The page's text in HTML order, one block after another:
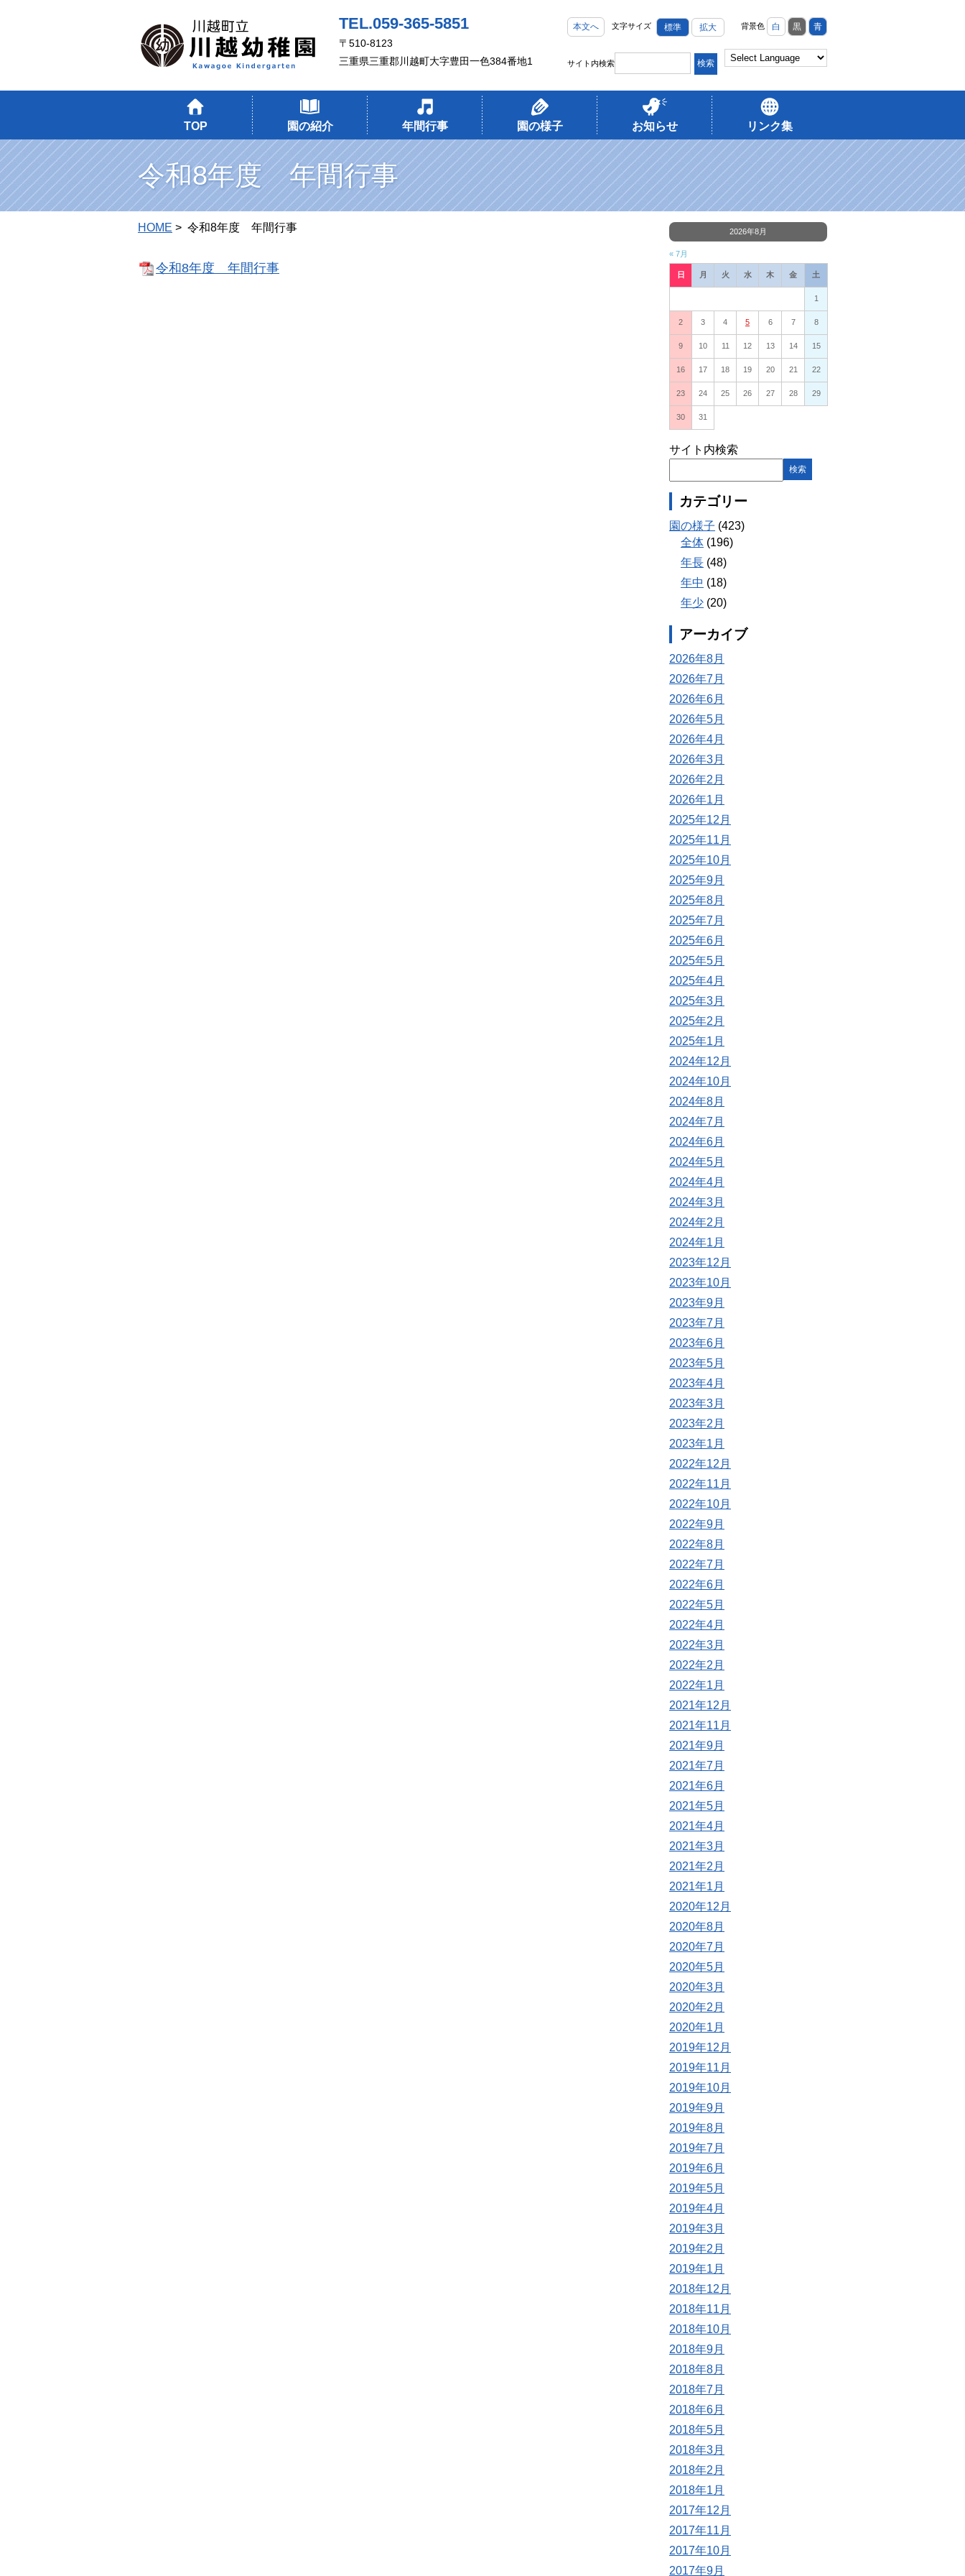
TEL.059-365-5851
〒510-8123
三重県三重郡川越町大字豊田一色384番地1
本文へ 文字サイズ 標準 拡大 背景色 白 黒 青
サイト内検索
TOP 園の紹介 年間行事 園の様子 お知らせ リンク集
令和8年度 年間行事
HOME > 令和8年度 年間行事
令和8年度 年間行事
2026年8月
« 7月
日 月 火 水 木 金 土
1
2 3 4 5 6 7 8
9 10 11 12 13 14 15
16 17 18 19 20 21 22
23 24 25 26 27 28 29
30 31
サイト内検索
カテゴリー
園の様子 (423)
全体 (196)
年長 (48)
年中 (18)
年少 (20)
アーカイブ
2026年8月
2026年7月
2026年6月
2026年5月
2026年4月
2026年3月
2026年2月
2026年1月
2025年12月
2025年11月
2025年10月
2025年9月
2025年8月
2025年7月
2025年6月
2025年5月
2025年4月
2025年3月
2025年2月
2025年1月
2024年12月
2024年10月
2024年8月
2024年7月
2024年6月
2024年5月
2024年4月
2024年3月
2024年2月
2024年1月
2023年12月
2023年10月
2023年9月
2023年7月
2023年6月
2023年5月
2023年4月
2023年3月
2023年2月
2023年1月
2022年12月
2022年11月
2022年10月
2022年9月
2022年8月
2022年7月
2022年6月
2022年5月
2022年4月
2022年3月
2022年2月
2022年1月
2021年12月
2021年11月
2021年9月
2021年7月
2021年6月
2021年5月
2021年4月
2021年3月
2021年2月
2021年1月
2020年12月
2020年8月
2020年7月
2020年5月
2020年3月
2020年2月
2020年1月
2019年12月
2019年11月
2019年10月
2019年9月
2019年8月
2019年7月
2019年6月
2019年5月
2019年4月
2019年3月
2019年2月
2019年1月
2018年12月
2018年11月
2018年10月
2018年9月
2018年8月
2018年7月
2018年6月
2018年5月
2018年3月
2018年2月
2018年1月
2017年12月
2017年11月
2017年10月
2017年9月